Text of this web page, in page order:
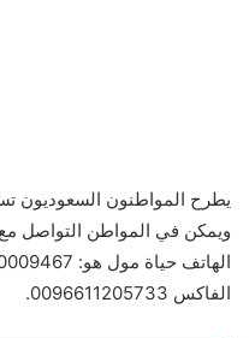
يطرح المواطنون السعوديون
ويمكن في المواطن التواصل
الفاكس 0096611205733.